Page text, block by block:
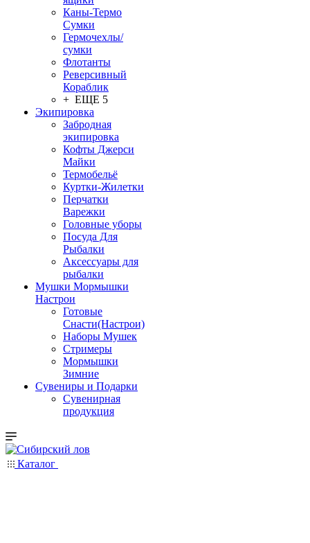
Каны-Термо
Сумки
Гермочехлы/
сумки
Флотанты
Реверсивный
Кораблик
+ ЕЩЕ 5
Экипировка
Забродная
экипировка
Кофты Джерси
Майки
Термобельё
Куртки-Жилетки
Перчатки
Варежки
Головные уборы
Посуда Для
Рыбалки
Аксессуары для
рыбалки
Мушки Мормышки
Настрои
Готовые
Снасти(Настрои)
Наборы Мушек
Стримеры
Мормышки
Зимние
Сувениры и Подарки
Сувенирная
продукция
Каталог